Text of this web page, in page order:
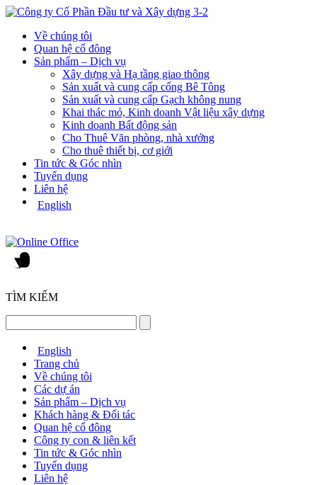
Về chúng tôi
Quan hệ cổ đông
Sản phẩm – Dịch vụ
Xây dựng và Hạ tầng giao thông
Sản xuất và cung cấp cống Bê Tông
Sản xuất và cung cấp Gạch không nung
Khai thác mỏ, Kinh doanh Vật liệu xây dựng
Kinh doanh Bất động sản
Cho Thuê Văn phòng, nhà xưởng
Cho thuê thiết bị, cơ giới
Tin tức & Góc nhìn
Tuyển dụng
Liên hệ
English
TÌM KIẾM
English
Trang chủ
Về chúng tôi
Các dự án
Sản phẩm – Dịch vụ
Khách hàng & Đối tác
Quan hệ cổ đông
Công ty con & liên kết
Tin tức & Góc nhìn
Tuyển dụng
Liên hệ